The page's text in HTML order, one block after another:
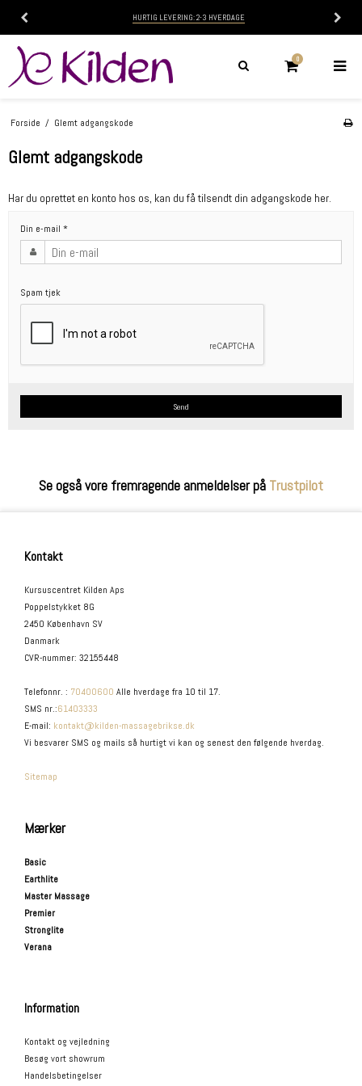
HURTIG LEVERING: 2-3 HVERDAGE
0
Forside / Glemt adgangskode
Glemt adgangskode
Har du oprettet en konto hos os, kan du få tilsendt din adgangskode her.
Din e-mail *
Spam tjek
Send
Se også vore fremragende anmeldelser på Trustpilot
Kontakt
Kursuscentret Kilden Aps
Poppelstykket 8G
2450 København SV
Danmark
CVR-nummer: 32155448
Telefonnr. : 70400600 Alle hverdage fra 10 til 17.
SMS nr.:61403333
E-mail: kontakt@kilden-massagebrikse.dk
Vi besvarer SMS og mails så hurtigt vi kan og senest den følgende hverdag.
Sitemap
Mærker
Basic
Earthlite
Master Massage
Premier
Stronglite
Verana
Information
Kontakt og vejledning
Besøg vort showrum
Handelsbetingelser